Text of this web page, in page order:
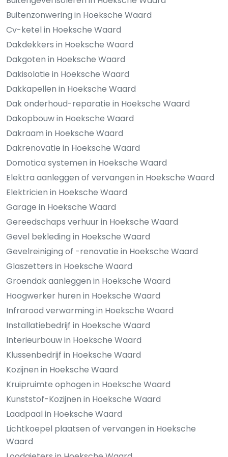
Buitenzonwering in Hoeksche Waard
Cv-ketel in Hoeksche Waard
Dakdekkers in Hoeksche Waard
Dakgoten in Hoeksche Waard
Dakisolatie in Hoeksche Waard
Dakkapellen in Hoeksche Waard
Dak onderhoud-reparatie in Hoeksche Waard
Dakopbouw in Hoeksche Waard
Dakraam in Hoeksche Waard
Dakrenovatie in Hoeksche Waard
Domotica systemen in Hoeksche Waard
Elektra aanleggen of vervangen in Hoeksche Waard
Elektricien in Hoeksche Waard
Garage in Hoeksche Waard
Gereedschaps verhuur in Hoeksche Waard
Gevel bekleding in Hoeksche Waard
Gevelreiniging of -renovatie in Hoeksche Waard
Glaszetters in Hoeksche Waard
Groendak aanleggen in Hoeksche Waard
Hoogwerker huren in Hoeksche Waard
Infrarood verwarming in Hoeksche Waard
Installatiebedrijf in Hoeksche Waard
Interieurbouw in Hoeksche Waard
Klussenbedrijf in Hoeksche Waard
Kozijnen in Hoeksche Waard
Kruipruimte ophogen in Hoeksche Waard
Kunststof-Kozijnen in Hoeksche Waard
Laadpaal in Hoeksche Waard
Lichtkoepel plaatsen of vervangen in Hoeksche
Waard